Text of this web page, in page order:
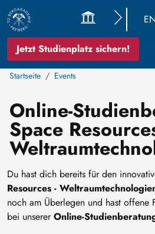
Jetzt Studienplatz sichern!
Startseite Events
Online-
Space
Du hast dich bereits für den
Resources -
noch am Überlegen und hast offene
bei unsererOnline-